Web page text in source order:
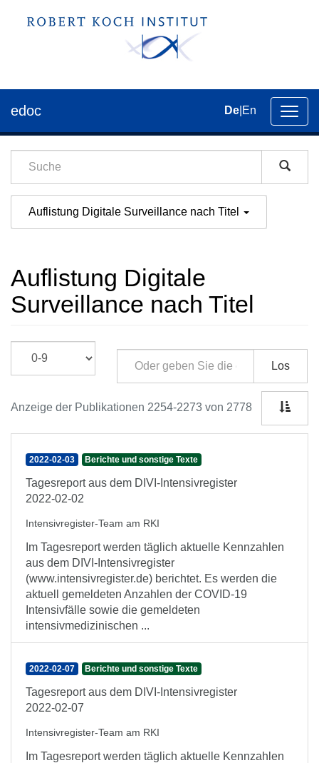
der
edoc De En
Auflistung Digitale Surveillance nach Titel
Auflistung Digitale
Surveillance nach Titel
Los
Anzeige der Publikationen 2254-2273 von 2778
2022-02-03 Berichte und sonstige Texte
Tagesreport aus dem DIVI-Intensivregister
2022-02-02
Intensivregister-Team am RKI
Im Tagesreport werden täglich aktuelle Kennzahlen
aus dem DIVI-Intensivregister
(www.intensivregister.de) berichtet. Es werden die
aktuell gemeldeten Anzahlen der COVID-19
Intensivfälle sowie die gemeldeten
intensivmedizinischen ...
2022-02-07 Berichte und sonstige Texte
Tagesreport aus dem DIVI-Intensivregister
2022-02-07
Intensivregister-Team am RKI
Im Tagesreport werden täglich aktuelle Kennzahlen